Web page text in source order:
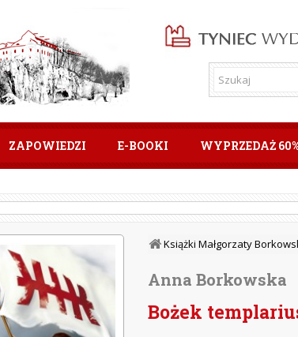
ZAPOWIEDZI E-BOOKI WYPRZEDAŻ
Książki Małgorzaty
Anna Borkowska
Bożek